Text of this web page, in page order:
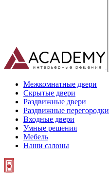
Межкомнатные двери
Скрытые двери
Раздвижные двери
Раздвижные перегородки
Входные двери
Умные решения
Мебель
Наши салоны